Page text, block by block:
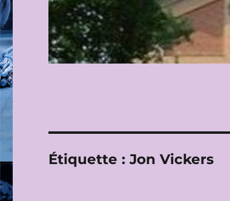
Étiquette :Jon Vickers